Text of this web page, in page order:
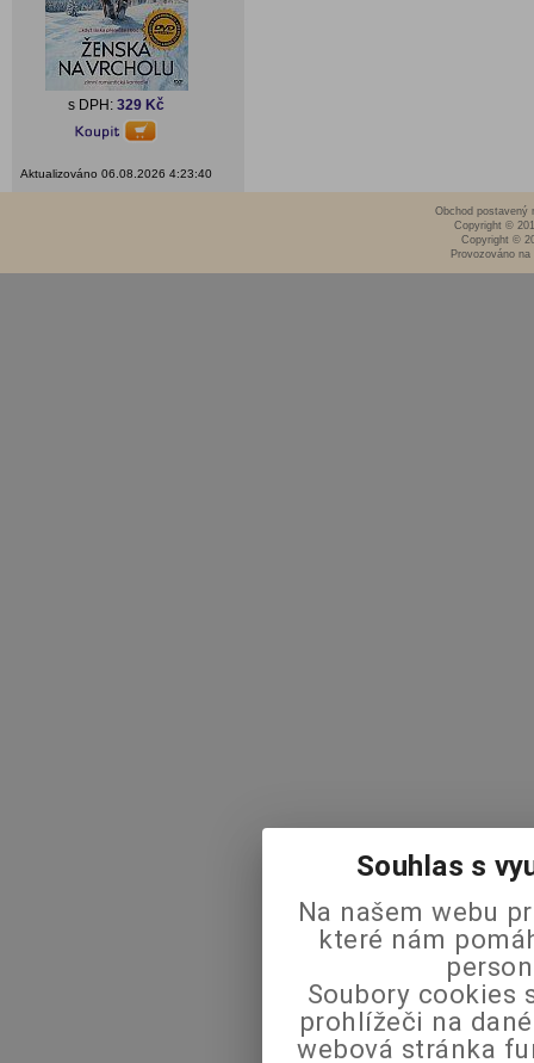
s DPH: 329 Kč
Aktualizováno 06.08.2026 4:23:40
Obchod postavený
Copyright ©
Copyright ©
Provozováno
Souhlas s
Na našem webu
které nám
Soubory cookies
prohlížeči na
webová stránka